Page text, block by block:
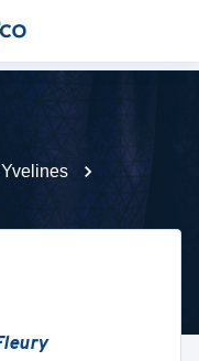
Yvelines